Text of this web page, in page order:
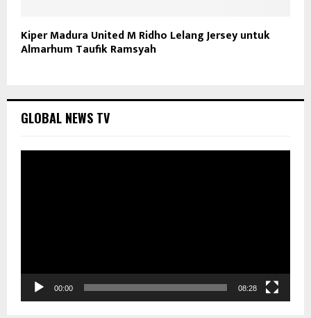
Kiper Madura United M Ridho Lelang Jersey untuk
Almarhum Taufik Ramsyah
GLOBAL NEWS TV
i
e
00:00 08:28